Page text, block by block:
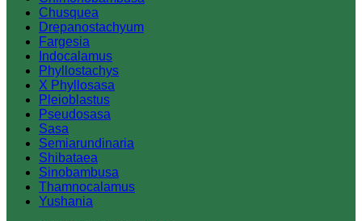
Chusquea
Drepanostachyum
Fargesia
Indocalamus
Phyllostachys
X Phyllosasa
Pleioblastus
Pseudosasa
Sasa
Semiarundinaria
Shibataea
Sinobambusa
Thamnocalamus
Yushania